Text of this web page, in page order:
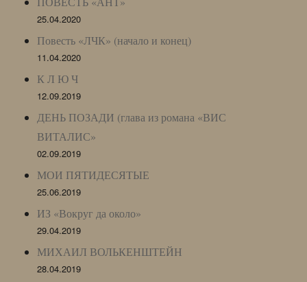
25.04.2020
Повесть «ЛЧК» (начало и конец)
11.04.2020
К Л Ю Ч
12.09.2019
ДЕНЬ ПОЗАДИ (глава из романа «ВИС
ВИТАЛИС»
02.09.2019
МОИ ПЯТИДЕСЯТЫЕ
25.06.2019
ИЗ «Вокруг да около»
29.04.2019
МИХАИЛ ВОЛЬКЕНШТЕЙН
28.04.2019